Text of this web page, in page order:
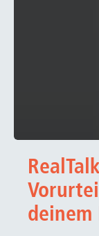
deinem